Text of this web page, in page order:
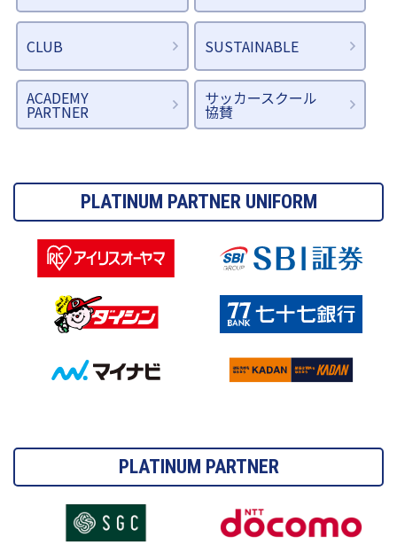
CLUB SUSTAINABLE
ACADEMY
PARTNER
サッカースクール
協賛
PLATINUM PARTNER UNIFORM
PLATINUM PARTNER